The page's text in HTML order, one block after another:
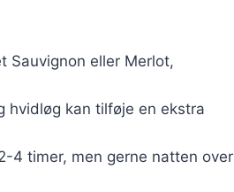
Sauvignon eller Merlot,
hvidløg kan tilføje en ekstra
4 timer, men gerne natten over